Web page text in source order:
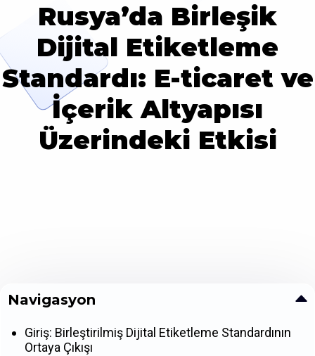
Rusya’da Birleşik
Dijital Etiketleme
Standardı: E-ticaret ve
İçerik Altyapısı
Üzerindeki Etkisi
Navigasyon
Giriş: Birleştirilmiş Dijital Etiketleme Standardının
Ortaya Çıkışı